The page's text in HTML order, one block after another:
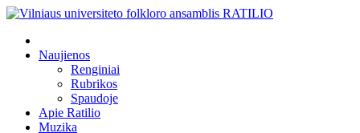
Naujienos
Renginiai
Rubrikos
Spaudoje
Apie Ratilio
Muzika